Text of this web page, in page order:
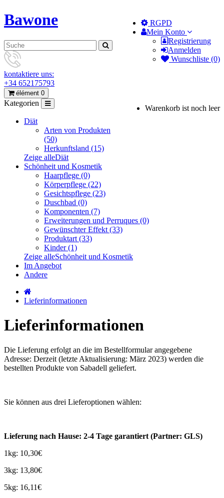
RGPD
Mein Konto
Registrierung
Anmelden
Wunschliste (0)
Bawone
kontaktiere uns:
+34 652175793
élément 0
Warenkorb ist noch leer
Kategorien
Diät
Arten von Produkten
(50)
Herkunftsland (15)
Zeige alleDiät
Schönheit und Kosmetik
Haarpflege (0)
Körperpflege (22)
Gesichtspflege (23)
Duschbad (0)
Komponenten (7)
Erweiterungen und Perruques (0)
Gewünschter Effekt (33)
Produktart (33)
Kinder (1)
Zeige alleSchönheit und Kosmetik
Im Angebot
Andere
Lieferinformationen
Lieferinformationen
Die Lieferung erfolgt an die im Bestellformular angegebene
Adresse: Derzeit (letzte Aktualisierung: März 2023) werden die
bestellten Produkte von Sabadell geliefert.
Sie können aus drei Lieferoptionen wählen:
Lieferung nach Hause: 2-4 Tage garantiert (Partner: GLS)
1kg: 10,30€
3kg: 13,80€
5kg: 16,11€